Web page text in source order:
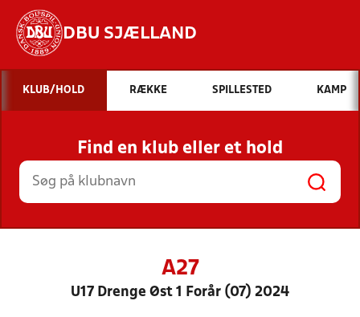
DBU SJÆLLAND
Hvad vil du søge efter?
INDHOLD OG NYHEDER
STILLINGER, RESULTATER, KLUBBER OG
HOLD
KLUB/HOLD RÆKKE SPILLESTED KAMP
Find en klub eller et hold
A27
U17 Drenge Øst 1 Forår (07) 2024